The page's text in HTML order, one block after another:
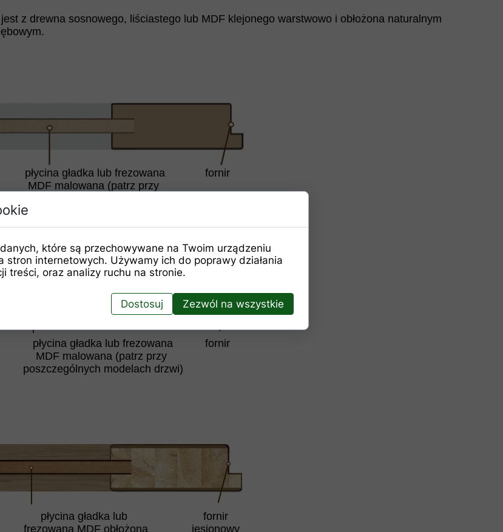
fornir
płycina gładka lub frezowana
MDF malowana (patrz przy
poszczególnych modelach drzwi)
fornir
płycina gładka lub frezowana
MDF malowana (patrz przy
fornir
jesionowy
płycina gładka lub
frezowana MDF obłożona
z drewna sosnowego, liściastego lub MDF klejonego warstwowo i obłożona naturalnym
które są przechowywane na Twoim urządzeniu
stron internetowych. Używamy ich do poprawy działania
treści, oraz analizy ruchu na stronie.
Dostosuj Zezwól na wszystkie